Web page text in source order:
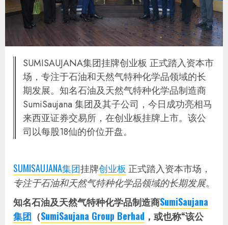
SUMISAUJANA集团挂牌创业板 正式踏入资本市
场，专注于石油和天然气特种化学品领域的长
期发展。知名石油及天然气特种化学品制造商
SumiSaujana 集团及其子公司，今日成功亮相马
来西亚证券交易所，在创业板挂牌上市。该公
司以每股18仙的价位开盘。
SUMISAUJANA集团挂牌创业板 正式踏入资本市场，
专注于石油和天然气特种化学品领域的长期发展。
知名石油及天然气特种化学品制造商SumiSaujana
集团 （SumiSaujana Group Berhad ，或也称“该公